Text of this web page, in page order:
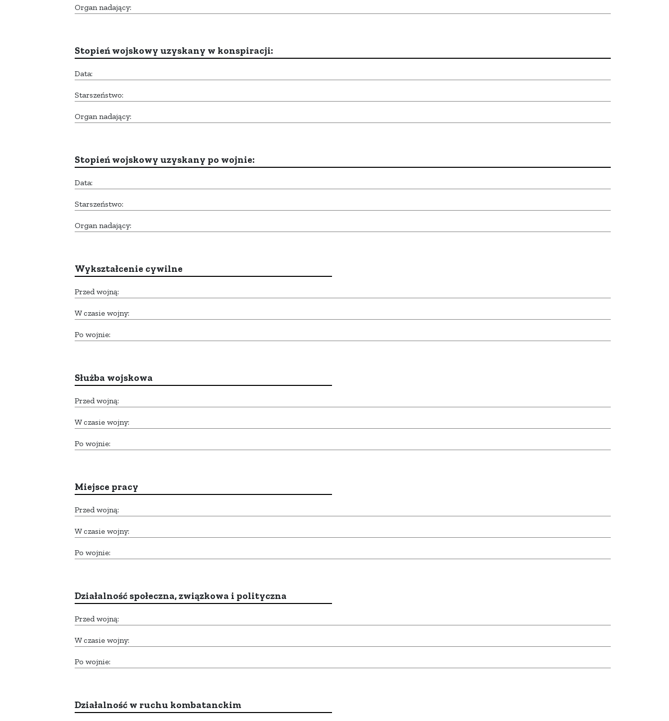
Organ nadający:
Stopień wojskowy uzyskany w konspiracji:
Data:
Starszeństwo:
Organ nadający:
Stopień wojskowy uzyskany po wojnie:
Data:
Starszeństwo:
Organ nadający:
Wykształcenie cywilne
Przed wojną:
W czasie wojny:
Po wojnie:
Służba wojskowa
Przed wojną:
W czasie wojny:
Po wojnie:
Miejsce pracy
Przed wojną:
W czasie wojny:
Po wojnie:
Działalność społeczna, związkowa i polityczna
Przed wojną:
W czasie wojny:
Po wojnie:
Działalność w ruchu kombatanckim